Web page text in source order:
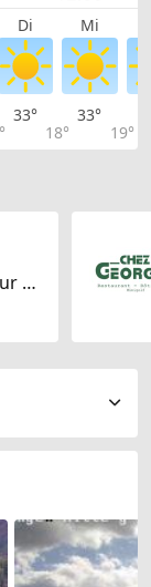
Di Mi
33°
18°
33°
19°
Glutenfrei, Laktosefrei, Nur vegetarisch, Nur vegan, Schweizerisch